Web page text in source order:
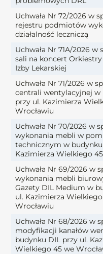
Uchwała Nr 72/2026 w
rejestru podmiotów
działalność leczniczą
Uchwała Nr 71A/2026
sali na koncert
Izby Lekarskiej
Uchwała Nr 71/2026 w
centrali wentylacyjnej w
przy ul. Kazimierza
Wrocławiu
Uchwała Nr 70/2026 w
wykonania mebli w
technicznym w
Kazimierza Wielkiego
Uchwała Nr 69/2026 w
wykonania mebli
Gazety DIL Medium w
ul. Kazimierza
Wrocławiu
Uchwała Nr 68/2026 w
modyfikacji kanałów
budynku DIL przy ul.
Wielkiego 45 we